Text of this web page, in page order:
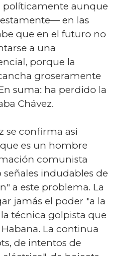
aunque
en las
que en el futuro no
a una
porque la
groseramente
suma: ha perdido la
Chávez.
se confirma así
es un hombre
comunista
indudables de
a este problema. La
jamás el poder "a la
técnica golpista que
La continua
de intentos de